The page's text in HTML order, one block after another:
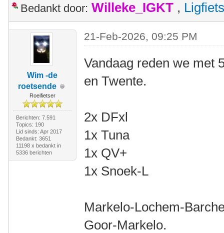
Bedankt door: Willeke_IGKT ,
Wim -de
roetsende
Roeifietser
Berichten: 7.591
Topics: 190
Lid sinds: Apr 2017
Bedankt: 3651
11198 x bedankt in
5336 berichten
21-Feb-2026, 09:25 PM
Vandaag reden we met
en Twente.
2x DFxl
1x Tuna
1x QV+
1x Snoek-L
Markelo-Lochem-
Goor-Markelo.